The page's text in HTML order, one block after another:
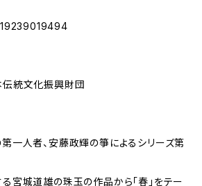
伝統文化振興財団
一人者、安藤政輝の箏によるシリーズ第
宮城道雄の珠玉の作品から「春」をテー